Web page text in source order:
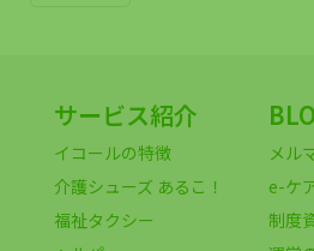
サービス紹介
イコールの特徴
介護シューズ あるこ！
福祉タクシー
メル
e-ケ
制度